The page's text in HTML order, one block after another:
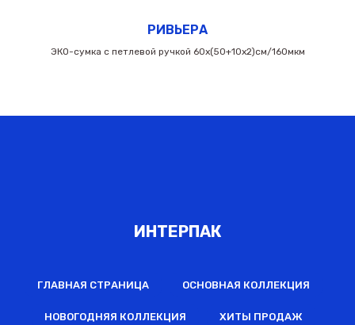
РИВЬЕРА
ЭКО-сумка с петлевой ручкой 60х(50+10х2)см/160мкм
ИНТЕРПАК
ГЛАВНАЯ СТРАНИЦА ОСНОВНАЯ КОЛЛЕКЦИЯ
НОВОГОДНЯЯ КОЛЛЕКЦИЯ ХИТЫ ПРОДАЖ